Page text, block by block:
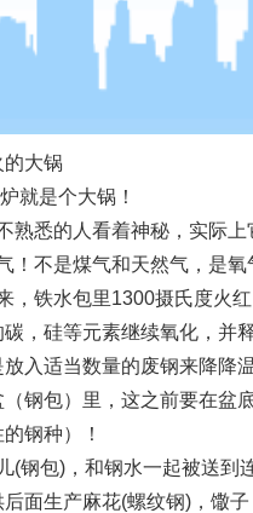
大锅
就是个大锅！
熟悉的人看着神秘，实际
！不是煤气和天然气，是氧
，铁水包里1300摄氏度火
，硅等元素继续氧化，并
入适当数量的废钢来降降
钢包）里，这之前要在盆
钢种）！
(钢包)，和钢水一起被送到
面生产麻花(螺纹钢)，馓